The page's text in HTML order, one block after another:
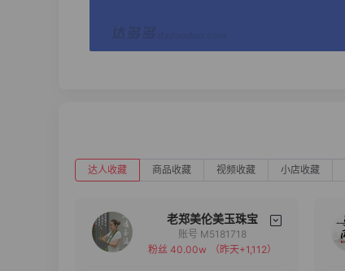
达人收藏 商品收藏 视频收藏 小店收藏
老郑美伦美玉珠宝
备注
账号 M5181718
粉丝 40.00w
（昨天+1,112）